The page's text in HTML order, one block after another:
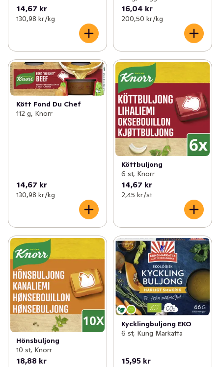
de bästa råvarorna. Vi vill hjälpa dig att laga god, enkel
och hälsosam mat med mycket smak. Vår ledstjärna är
passionen för kvalitetsmat med mycket smak. Den leder
oss mot en framtid som bättre tar hänsyn till vårt
samhälle och vår miljö. En framtid där alla våra råvaror,
från grönsaker och uppåt, är hållbart producerade.
14,67 kr
130,98 kr /kg
16,04 kr
200,50 kr /kg
Kött Fond Du Chef
112 g, Knorr
14,67 kr
130,98 kr /kg
Köttbuljong
6 st, Knorr
14,67 kr
2,45 kr /st
Hönsbuljong
10 st, Knorr
18,88 kr
Kycklingbuljong EKO
6 st, Kung Markatta
15,95 kr